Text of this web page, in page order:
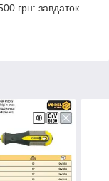
грн: завдаток